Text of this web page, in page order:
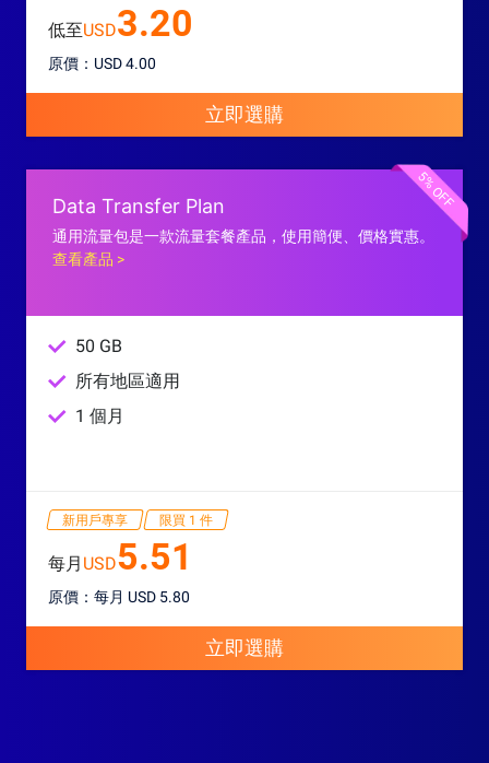
低至USD3.20
原價：USD 4.00
立即選購
Data Transfer Plan
通用流量包是一款流量套餐產品，使用簡便、價格實惠。
查看產品 >
5% OFF
50 GB
所有地區適用
1 個月
新用戶專享 限買 1 件
每月 USD5.51
原價：每月 USD 5.80
立即選購